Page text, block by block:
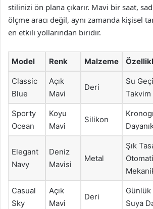
stilinizi ön plana çıkarır. Mavi bir saat,
ölçme aracı değil, aynı zamanda kişisel
en etkili yollarından biridir.
Model Renk Malzeme
Classic
Blue
Açık
Mavi
Deri
Su
Takvim
Sporty
Ocean
Koyu
Mavi
Silikon
Elegant
Navy
Deniz
Mavisi
Metal
Şık
Casual
Sky
Açık
Mavi
Deri
Günlük
Suya